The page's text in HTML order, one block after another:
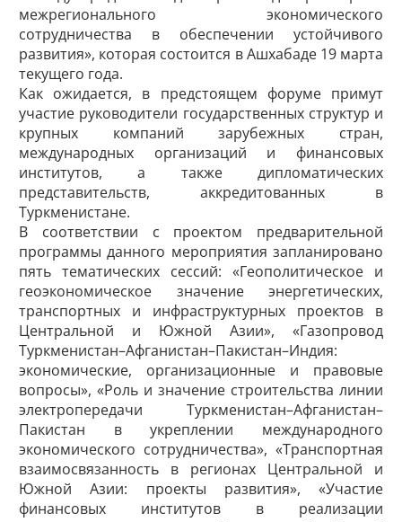
межрегионального экономического
сотрудничества в обеспечении устойчивого
развития», которая состоится в Ашхабаде 19 марта
текущего года.
Как ожидается, в предстоящем форуме примут
участие руководители государственных структур и
крупных компаний зарубежных стран,
международных организаций и финансовых
институтов, а также дипломатических
представительств, аккредитованных в
Туркменистане.
В соответствии с проектом предварительной
программы данного мероприятия запланировано
пять тематических сессий: «Геополитическое и
геоэкономическое значение энергетических,
транспортных и инфраструктурных проектов в
Центральной и Южной Азии», «Газопровод
Туркменистан–Афганистан–Пакистан–Индия:
экономические, организационные и правовые
вопросы», «Роль и значение строительства линии
электропередачи Туркменистан–Афганистан–
Пакистан в укреплении международного
экономического сотрудничества», «Транспортная
взаимосвязанность в регионах Центральной и
Южной Азии: проекты развития», «Учас­тие
финансовых институтов в реализации